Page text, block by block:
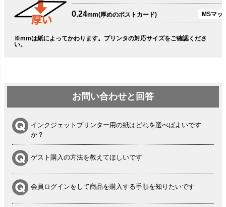
0.24mm(厚めのポストカード) MSマッ
※mmは紙によってかわります。プリンタの対応サイズをご確認くださ
い。
お問い合わせと回答
インクジェットプリンター用の紙はどれを選べばよいです
か？
ゲスト購入の方法を教えてほしいです
会員ログインをして商品を購入する手順を知りたいです